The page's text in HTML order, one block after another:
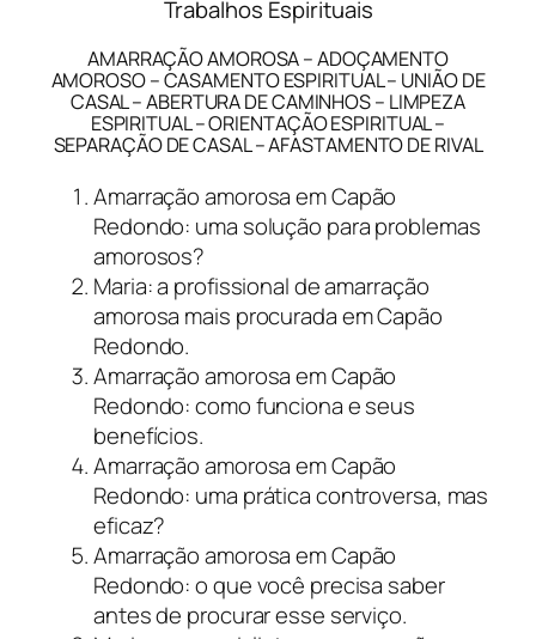
Trabalhos Espirituais
AMARRAÇÃO AMOROSA – ADOÇAMENTO
AMOROSO – CASAMENTO ESPIRITUAL – UNIÃO DE
CASAL – ABERTURA DE CAMINHOS – LIMPEZA
ESPIRITUAL – ORIENTAÇÃO ESPIRITUAL –
SEPARAÇÃO DE CASAL – AFASTAMENTO DE RIVAL
Amarração amorosa em Capão
Redondo: uma solução para problemas
amorosos?
Maria: a profissional de amarração
amorosa mais procurada em Capão
Redondo.
Amarração amorosa em Capão
Redondo: como funciona e seus
benefícios.
Amarração amorosa em Capão
Redondo: uma prática controversa, mas
eficaz?
Amarração amorosa em Capão
Redondo: o que você precisa saber
antes de procurar esse serviço.